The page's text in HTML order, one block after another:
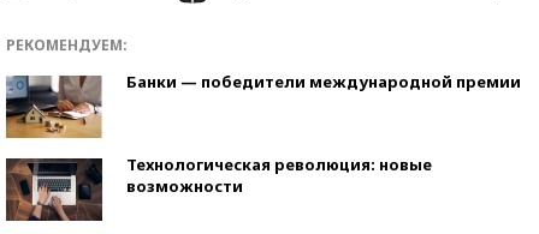
РЕКОМЕНДУЕМ:
Банки — победители международной премии
Технологическая революция: новые
возможности